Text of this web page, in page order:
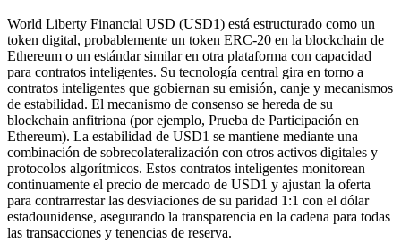
World Liberty Financial USD (USD1) está estructurado como un
token digital, probablemente un token ERC-20 en la blockchain de
Ethereum o un estándar similar en otra plataforma con capacidad
para contratos inteligentes. Su tecnología central gira en torno a
contratos inteligentes que gobiernan su emisión, canje y mecanismos
de estabilidad. El mecanismo de consenso se hereda de su
blockchain anfitriona (por ejemplo, Prueba de Participación en
Ethereum). La estabilidad de USD1 se mantiene mediante una
combinación de sobrecolateralización con otros activos digitales y
protocolos algorítmicos. Estos contratos inteligentes monitorean
continuamente el precio de mercado de USD1 y ajustan la oferta
para contrarrestar las desviaciones de su paridad 1:1 con el dólar
estadounidense, asegurando la transparencia en la cadena para todas
las transacciones y tenencias de reserva.